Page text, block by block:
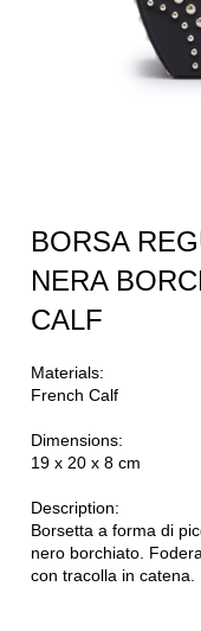
BORSA
NERA
CALF
Materials:
French Calf
Dimensions:
19 x 20 x 8 cm
Description:
Borsetta a forma di
nero borchiato.
con tracolla in catena.